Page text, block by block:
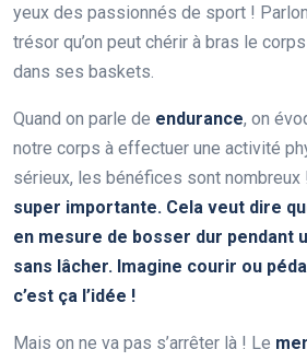
yeux des passionnés de sport !
trésor qu’on peut chérir à bras le
dans ses baskets.
Quand on parle de endurance, on
notre corps à effectuer une activité
sérieux, les bénéfices sont nombreux !
super importante. Cela veut dire
en mesure de bosser dur pendant
sans lâcher. Imagine courir ou
c’est ça l’idée !
Mais on ne va pas s’arrêter là ! Le